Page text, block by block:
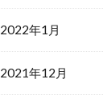
2022年1月
2021年12月